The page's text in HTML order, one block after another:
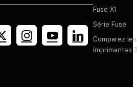
Fuse X1
Série Fuse
Comparez les
imprimantes